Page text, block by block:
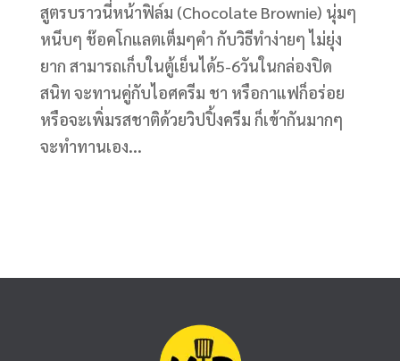
สูตรบราวนี่หน้าฟิล์ม (Chocolate Brownie) นุ่มๆ
หนึบๆ ช๊อคโกแลตเต็มๆคำ กับวิธีทำง่ายๆ ไม่ยุ่ง
ยาก สามารถเก็บในตู้เย็นได้5-6วันในกล่องปิด
สนิท จะทานคู่กับไอศครีม ชา หรือกาแฟก็อร่อย
หรือจะเพิ่มรสชาติด้วยวิปปิ้งครีม ก็เข้ากันมากๆ
จะทำทานเอง...